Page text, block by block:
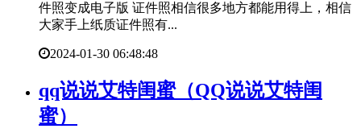
件照变成电子版 证件照相信很多地方都能用得上，相信
大家手上纸质证件照有...
2024-01-30 06:48:48
​qq说说艾特闺蜜（QQ说说艾特闺
蜜）